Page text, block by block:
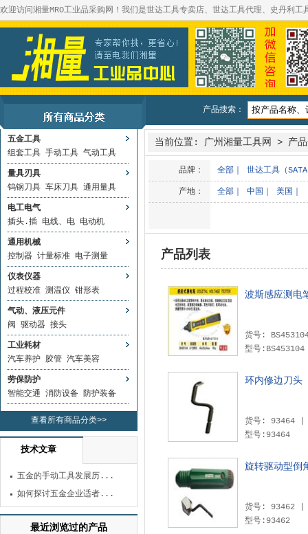
欢迎访问湘量MRO工业品采购网！我们是世达工具专卖店、世达工具代理、史丹利
产品搜索：
五金工具
组套工具 手动工具 气动工具
量具刃具
钨钢刀具 车床刀具 通用量具
电工电气
插头.插 电线、电 电动机
通用机械
控制器 计量标准 电子测量
仪表仪器
过程校准 测温仪 钳形表
气动、液压元件
阀
驱动器 接头
工业耗材
汽车养护 胶管 汽车美容
劳保防护
智能交通 消防设备 防护装备
查看所有商品分类>>
技术文章
五金的手动工具发展历...
如何探讨五金企业适者...
最近浏览过的产品
当前位置: 广州湘量工具网 > 产
品牌： 全部 世达工具（
产地： 全部 中国 美国
产品列表
波斯感应测电
货号:
型号:BS453104
环内修边刀头
型号:93464
旋转驱动型倒
型号:93462